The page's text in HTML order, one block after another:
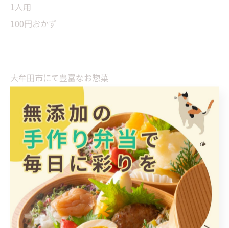
1人用
100円おかず
大牟田市にて豊富なお惣菜
< 前のページ 一覧に戻る 次のページ >
関連タグ
#弁当